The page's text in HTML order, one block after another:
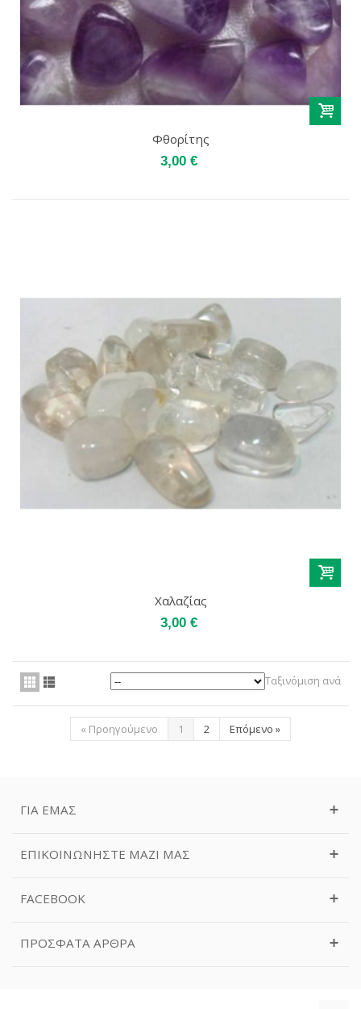
Φθορίτης
3,00 €
Χαλαζίας
3,00 €
Ταξινόμιση ανά
« Προηγούμενο 1 2 Επόμενο »
ΓΙΑ ΕΜΆΣ
ΕΠΙΚΟΙΝΩΝΉΣΤΕ ΜΑΖΊ ΜΑΣ
FACEBOOK
ΠΡΌΣΦΑΤΑ ΆΡΘΡΑ